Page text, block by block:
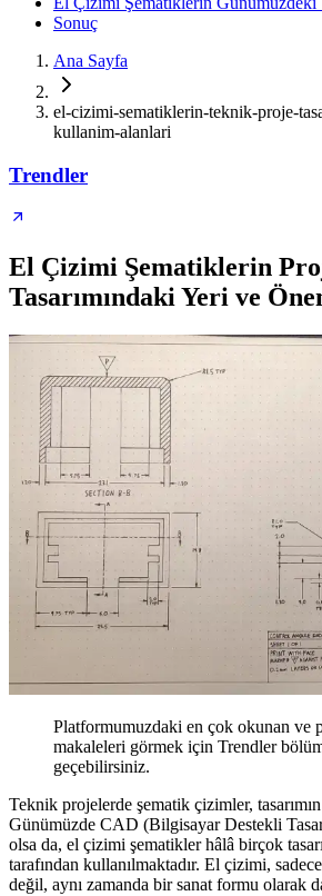
Sonuç
Ana Sayfa
el-cizimi-sematiklerin-teknik-proje-
kullanim-alanlari
Trendler
El Çizimi Şematiklerin
Tasarımındaki Yeri ve
Platformumuzdaki en çok okunan ve
makaleleri görmek için Trendler
geçebilirsiniz.
Teknik projelerde şematik çizimler,
Günümüzde CAD (Bilgisayar Destekli
olsa da, el çizimi şematikler hâlâ birçok
tarafından kullanılmaktadır. El çizimi,
değil, aynı zamanda bir sanat formu olarak